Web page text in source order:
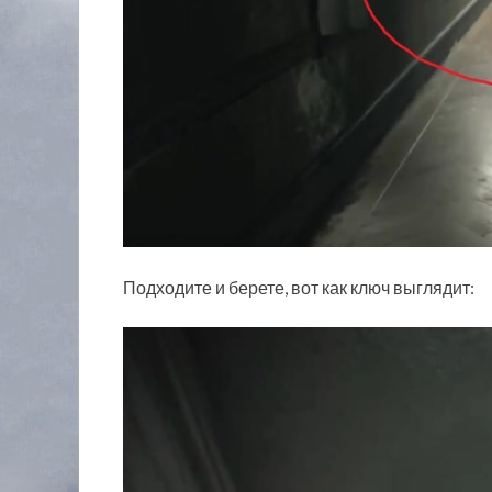
Подходите и берете, вот как ключ выглядит: